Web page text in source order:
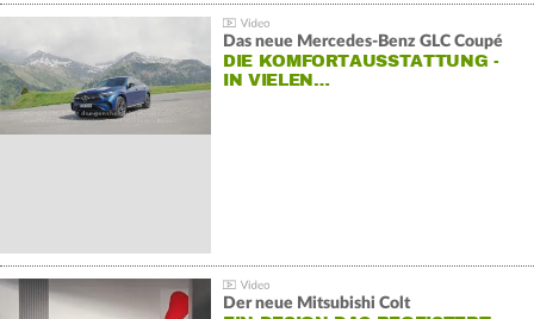
Das neue Mercedes-Benz GLC Coupé
DIE KOMFORTAUSSTATTUNG -
IN VIELEN…
Der neue Mitsubishi Colt